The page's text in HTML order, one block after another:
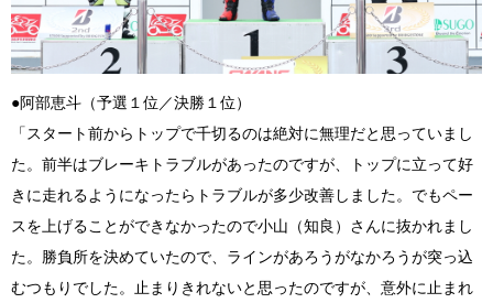
●阿部恵斗（予選１位／決勝１位）
「スタート前からトップで千切るのは絶対に無理だと思っていまし
た。前半はブレーキトラブルがあったのですが、トップに立って好
きに走れるようになったらトラブルが多少改善しました。でもペー
スを上げることができなかったので小山（知良）さんに抜かれまし
た。勝負所を決めていたので、ラインがあろうがなかろうが突っ込
むつもりでした。止まりきれないと思ったのですが、意外に止まれ